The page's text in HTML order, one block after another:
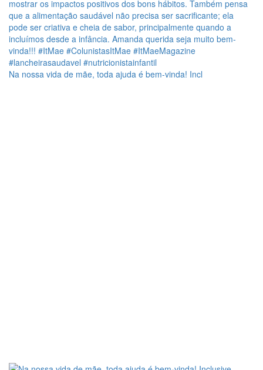
Na nossa vida de mãe, toda ajuda é bem-vinda! Incl